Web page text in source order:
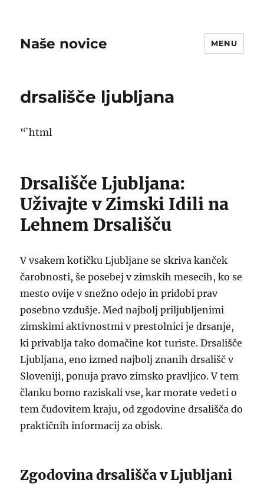
Naše novice MENU
drsališče ljubljana
“`html
Drsališče Ljubljana:
Uživajte v Zimski Idili na
Lehnem Drsališču
V vsakem kotičku Ljubljane se skriva kanček
čarobnosti, še posebej v zimskih mesecih, ko se
mesto ovije v snežno odejo in pridobi prav
posebno vzdušje. Med najbolj priljubljenimi
zimskimi aktivnostmi v prestolnici je drsanje,
ki privablja tako domačine kot turiste. Drsališče
Ljubljana, eno izmed najbolj znanih drsališč v
Sloveniji, ponuja pravo zimsko pravljico. V tem
članku bomo raziskali vse, kar morate vedeti o
tem čudovitem kraju, od zgodovine drsališča do
praktičnih informacij za obisk.
Zgodovina drsališča v Ljubljani